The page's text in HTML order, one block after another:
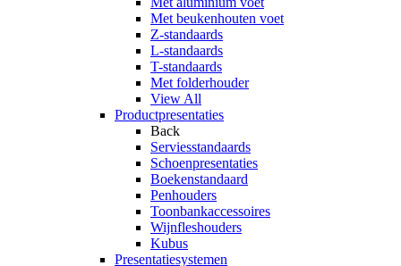
Met beukenhouten voet
Z-standaards
L-standaards
T-standaards
Met folderhouder
View All
Productpresentaties
Back
Serviesstandaards
Schoenpresentaties
Boekenstandaard
Penhouders
Toonbankaccessoires
Wijnfleshouders
Kubus
Presentatiesystemen